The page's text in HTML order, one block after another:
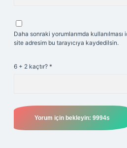
Daha sonraki yorumlarımda
site adresim bu tarayıcıya kaydedilsin.
6 + 2 kaçtır? *